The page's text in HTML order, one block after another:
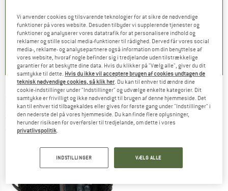
pris
€
6
)
Pris
149,95 € Nedsat pris
fra 101,97 €
+1
4,6(71)
Pris
159,95 € Nedsat pris
fra127,96 €
+9
4,7(48)
MERRELL - Women's Marquette Thermo Tall
Zip WP - Vintersko
(0)
Vi anvender cookies og tilsvarende teknologier for at sikre de nødvendige
funktioner på vores website. Desuden tilbyder vi supplerende tjenester og
funktioner og analyserer vores datatrafik for at personalisere indhold og
reklamer og stille social media-funktioner til rådighed. Derved får vores social
media-, reklame- og analysepartnere også information om din benyttelse af
vores website, hvoraf nogle befinder sig i tredjelande uden tilstrækkelige
garantier for at beskytte dine data. Hvis du klikker på "Vælg alle", giver du dit
samtykke til dette. Hvis du ikke vil acceptere brugen af cookies undtagen de
teknisk nødvendige cookies, så klik her. Du kan til enhver tid ændre dine
cookie-indstillinger under "Indstillinger" og udvælge enkelte kategorier. Dit
samtykke er frivilligt og ikke nødvendigt til brugen af denne hjemmeside. Det
kan til enhver tid tilbagekaldes eller gives for første gang under "Indstillinger" i
den nederste del på vores hjemmeside. Du kan finde flere oplysninger,
herunder risikoen for overførsler til tredjelande, om dette i vores
privatlivspolitik.
INDSTILLINGER VÆLG ALLE